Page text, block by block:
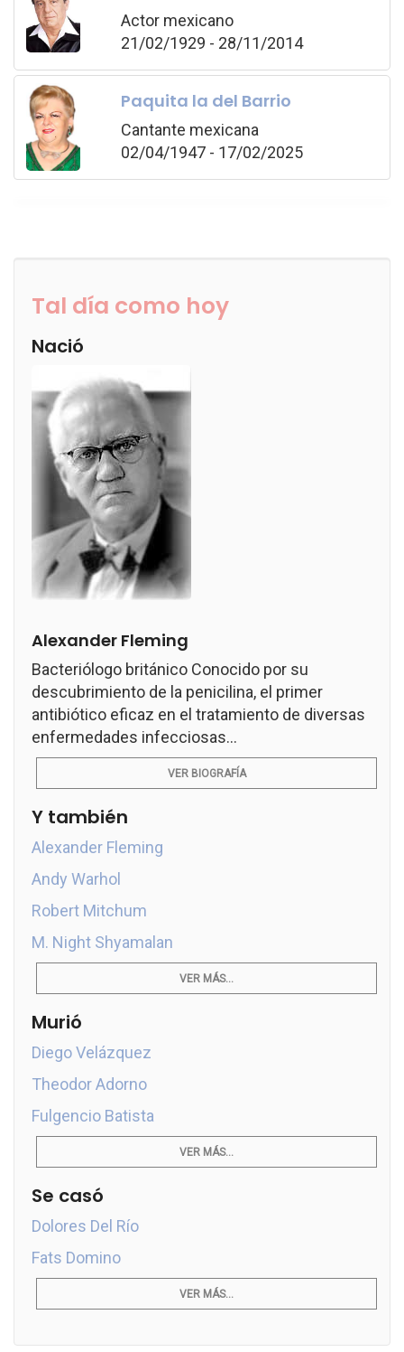
Actor mexicano
21/02/1929 - 28/11/2014
Paquita la del Barrio
Cantante mexicana
02/04/1947 - 17/02/2025
Tal día como hoy
Nació
Alexander Fleming
Bacteriólogo británico Conocido por su
descubrimiento de la penicilina, el primer
antibiótico eficaz en el tratamiento de diversas
enfermedades infecciosas...
VER BIOGRAFÍA
Y también
Alexander Fleming
Andy Warhol
Robert Mitchum
M. Night Shyamalan
VER MÁS...
Murió
Diego Velázquez
Theodor Adorno
Fulgencio Batista
VER MÁS...
Se casó
Dolores Del Río
Fats Domino
VER MÁS...